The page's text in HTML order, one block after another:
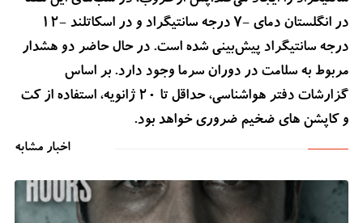
در انگلستان دمای -7 درجه سانتیگراد و در اسکاتلند -12
درجه سانتیگراد پیش‌بینی شده است. در حال حاضر دو هشدار
مربوط به سلامت در دوران سرما وجود دارد. بر اساس
گزارشات دفتر هواشناسی، حداقل تا 20 ژانویه، استفاده از کت
و کاپشن های ضخیم ضروری خواهد بود.
اخبار مشابه